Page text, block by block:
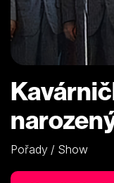
Pořady / Show